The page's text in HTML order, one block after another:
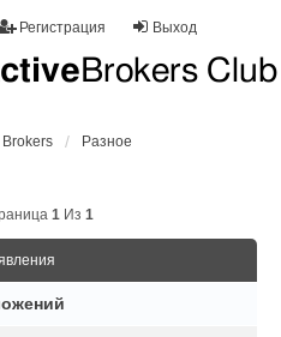
Выход
Регистрация
Brokers Разное
1 Из 1